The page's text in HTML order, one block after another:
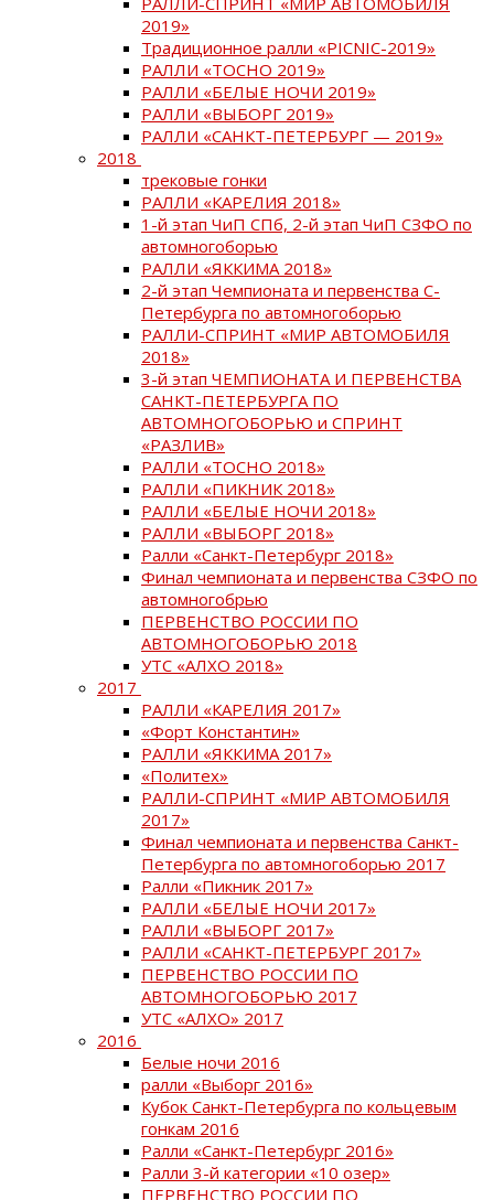
2019»
Традиционное ралли «PICNIC-2019»
РАЛЛИ «ТОСНО 2019»
РАЛЛИ «БЕЛЫЕ НОЧИ 2019»
РАЛЛИ «ВЫБОРГ 2019»
РАЛЛИ «САНКТ-ПЕТЕРБУРГ — 2019»
2018
трековые гонки
РАЛЛИ «КАРЕЛИЯ 2018»
1-й этап ЧиП СПб, 2-й этап ЧиП СЗФО по
автомногоборью
РАЛЛИ «ЯККИМА 2018»
2-й этап Чемпионата и первенства С-
Петербурга по автомногоборью
РАЛЛИ-СПРИНТ «МИР АВТОМОБИЛЯ
2018»
3-й этап ЧЕМПИОНАТА И ПЕРВЕНСТВА
САНКТ-ПЕТЕРБУРГА ПО
АВТОМНОГОБОРЬЮ и СПРИНТ
«РАЗЛИВ»
РАЛЛИ «ТОСНО 2018»
РАЛЛИ «ПИКНИК 2018»
РАЛЛИ «БЕЛЫЕ НОЧИ 2018»
РАЛЛИ «ВЫБОРГ 2018»
Ралли «Санкт-Петербург 2018»
Финал чемпионата и первенства СЗФО по
автомногобрью
ПЕРВЕНСТВО РОССИИ ПО
АВТОМНОГОБОРЬЮ 2018
УТС «АЛХО 2018»
2017
РАЛЛИ «КАРЕЛИЯ 2017»
«Форт Константин»
РАЛЛИ «ЯККИМА 2017»
«Политех»
РАЛЛИ-СПРИНТ «МИР АВТОМОБИЛЯ
2017»
Финал чемпионата и первенства Санкт-
Петербурга по автомногоборью 2017
Ралли «Пикник 2017»
РАЛЛИ «БЕЛЫЕ НОЧИ 2017»
РАЛЛИ «ВЫБОРГ 2017»
РАЛЛИ «САНКТ-ПЕТЕРБУРГ 2017»
ПЕРВЕНСТВО РОССИИ ПО
АВТОМНОГОБОРЬЮ 2017
УТС «АЛХО» 2017
2016
Белые ночи 2016
ралли «Выборг 2016»
Кубок Санкт-Петербурга по кольцевым
гонкам 2016
Ралли «Санкт-Петербург 2016»
Ралли 3-й категории «10 озер»
ПЕРВЕНСТВО РОССИИ ПО